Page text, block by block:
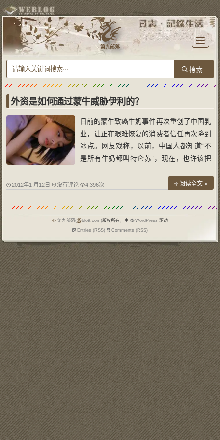
T
o
l
e
n
i
n
第九部落
外资是如何通过蒙牛威胁伊利的？
日前的蒙牛致癌牛奶事件再次重创了中国乳
业，让正在艰难恢复的消费者信任再次降到
冰点。网友戏称，以前，中国人都知道“不
是所有牛奶都叫特仑苏”，现在，也许该把
苏”。可以预见，在将来很长一段时间内，
也不敢再相信国产奶，这对中国的乳制品企
业
2012年1 月12日 没有评论 4,396次 阅读全文 »
第九部落( blo9.com)版权所有，由 WordPress 驱动
Entries (RSS)
Comments (RSS)